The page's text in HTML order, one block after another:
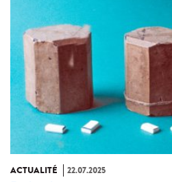
ACTUALITÉ 22.07.2025